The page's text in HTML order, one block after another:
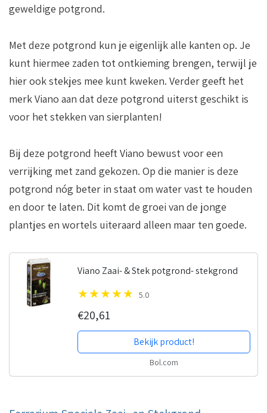
geweldige potgrond.
Met deze potgrond kun je eigenlijk alle kanten op. Je
kunt hiermee zaden tot ontkieming brengen, terwijl je
hier ook stekjes mee kunt kweken. Verder geeft het
merk Viano aan dat deze potgrond uiterst geschikt is
voor het stekken van sierplanten!
Bij deze potgrond heeft Viano bewust voor een
verrijking met zand gekozen. Op die manier is deze
potgrond nóg beter in staat om water vast te houden
en door te laten. Dit komt de groei van de jonge
plantjes en wortels uiteraard alleen maar ten goede.
Viano Zaai- & Stek potgrond- stekgrond
5.0
€20,61
Bekijk product!
Bol.com